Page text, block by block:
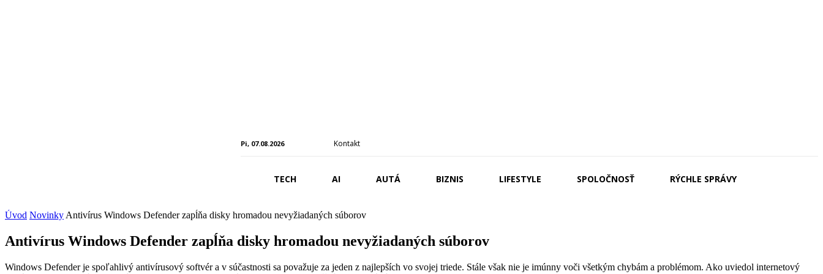
Pi, 07.08.2026 Kontakt
TECH AI AUTÁ BIZNIS LIFESTYLE SPOLOČNOSŤ RÝCHLE SPRÁVY
Úvod Novinky Antivírus Windows Defender zapĺňa disky hromadou nevyžiadaných súborov
Antivírus Windows Defender zapĺňa disky hromadou nevyžiadaných súborov
Windows Defender je spoľahlivý antivírusový softvér a v súčastnosti sa považuje za jeden z najlepších vo svojej triede. Stále však nie je imúnny voči všetkým chybám a problémom. Ako uviedol internetový